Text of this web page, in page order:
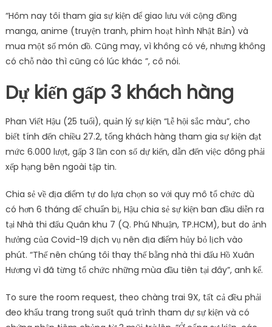
“Hôm nay tôi tham gia sự kiện để giao lưu với cộng đồng
manga, anime (truyện tranh, phim hoạt hình Nhật Bản) và
mua một số món đồ. Cũng may, vì không có vé, nhưng không
có chỗ nào thì cũng có lúc khác ”, cô nói.
Dự kiến ​​gấp 3 khách hàng
Phan Viết Hậu (25 tuổi), quản lý sự kiện “Lễ hội sắc màu”, cho
biết tính đến chiều 27.2, tổng khách hàng tham gia sự kiện đạt
mức 6.000 lượt, gấp 3 lần con số dự kiến, dẫn đến việc đông phải
xếp hạng bên ngoài tập tin.
Chia sẻ về địa điểm tự do lựa chọn so với quy mô tổ chức dù
có hơn 6 tháng để chuẩn bị, Hậu chia sẻ sự kiện ban đầu diễn ra
tại Nhà thi đấu Quân khu 7 (Q. Phú Nhuận, TP.HCM), but do ảnh
hưởng của Covid-19 dịch vụ nên địa điểm hủy bỏ lịch vào
phút. “Thế nên chúng tôi thay thế bằng nhà thi đấu Hồ Xuân
Hương vì đã từng tổ chức những mùa đầu tiên tại đây”, anh kể.
To sure the room request, theo chàng trai 9X, tất cả đều phải
đeo khẩu trang trong suốt quá trình tham dự sự kiện và có